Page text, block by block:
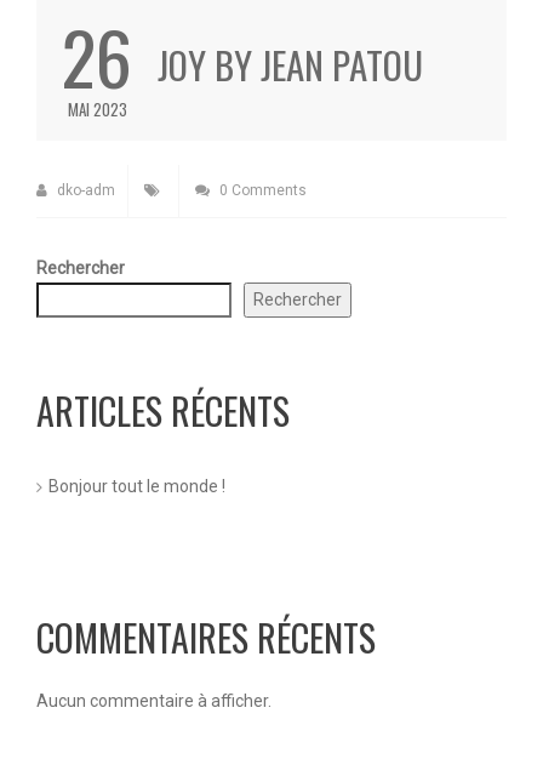
26
MAI 2023
JOY BY JEAN PATOU
dko-adm 0 Comments
Rechercher
Rechercher
ARTICLES RÉCENTS
Bonjour tout le monde !
COMMENTAIRES RÉCENTS
Aucun commentaire à afficher.